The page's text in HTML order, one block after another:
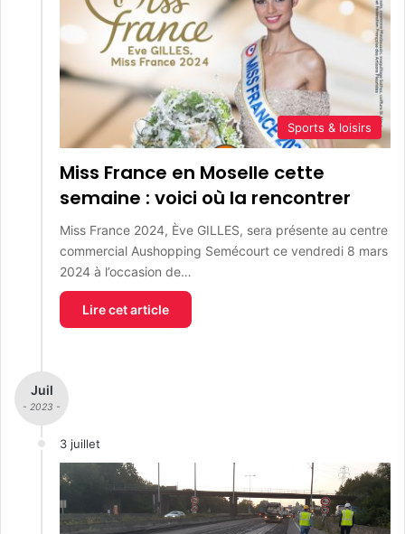
Sports & loisirs
Miss France en Moselle cette
semaine : voici où la rencontrer
Miss France 2024, Ève GILLES, sera présente au centre
commercial Aushopping Semécourt ce vendredi 8 mars
2024 à l’occasion de…
Lire cet article
Juil
- 2023 -
3 juillet